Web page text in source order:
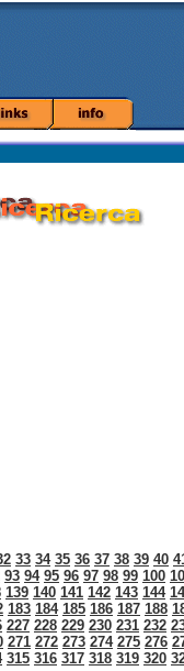
33 34 35 36 37 38 39 40
93 94 95 96 97 98 99 100
139 140 141 142 143 144
183 184 185 186 187 188
227 228 229 230 231 232
271 272 273 274 275 276
315 316 317 318 319 320